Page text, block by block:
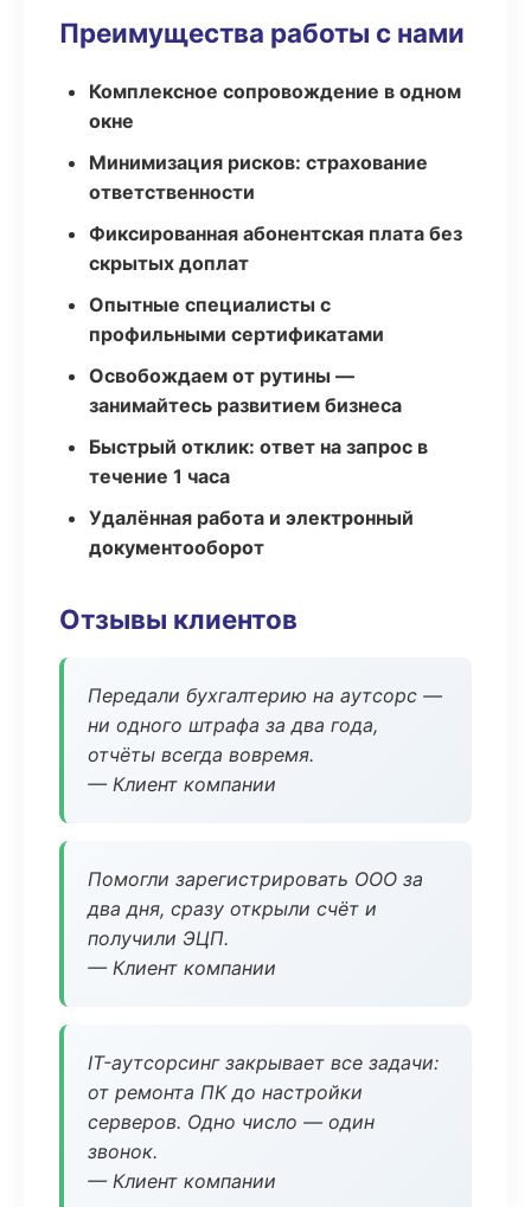
Преимущества работы с нами
Комплексное сопровождение в одном
окне
Минимизация рисков: страхование
ответственности
Фиксированная абонентская плата без
скрытых доплат
Опытные специалисты с
профильными сертификатами
Освобождаем от рутины —
занимайтесь развитием бизнеса
Быстрый отклик: ответ на запрос в
течение 1 часа
Удалённая работа и электронный
документооборот
Отзывы клиентов
Передали бухгалтерию на аутсорс —
ни одного штрафа за два года,
отчёты всегда вовремя.
— Клиент компании
Помогли зарегистрировать ООО за
два дня, сразу открыли счёт и
получили ЭЦП.
— Клиент компании
IT-аутсорсинг закрывает все задачи:
от ремонта ПК до настройки
серверов. Одно число — один
звонок.
— Клиент компании